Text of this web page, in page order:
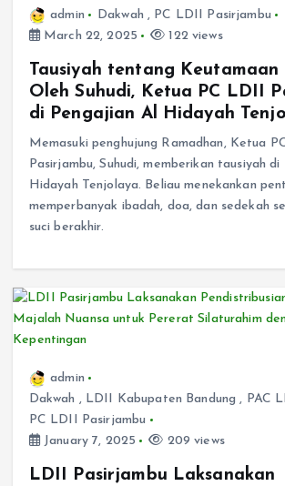
admin Dakwah , PC LDII Pasirjambu
March 22, 2025
122 views
Tausiyah tentang Keutamaan
Oleh Suhudi, Ketua PC LDII
di Pengajian Al Hidayah
Memasuki penghujung Ramadhan, Ketua
Pasirjambu, Suhudi, memberikan tausiyah di
Hidayah Tenjolaya. Beliau menekankan
memperbanyak ibadah, doa, dan sedekah
suci berakhir.
admin
Dakwah , LDII Kabupaten Bandung , PAC
PC LDII Pasirjambu
January 7, 2025
209 views
LDII Pasirjambu Laksanakan